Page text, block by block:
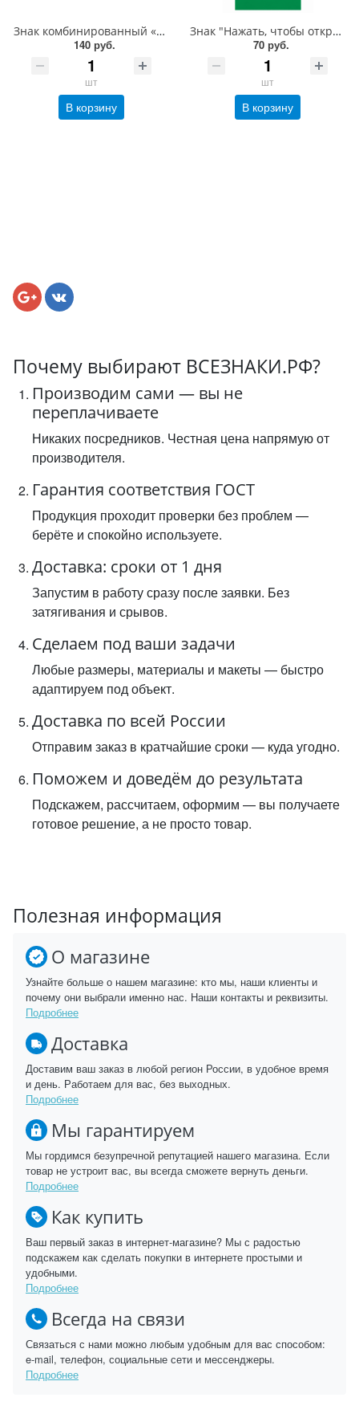
Знак комбинированный «Нажать, чтобы открыть» со знаком E01-02 горизонтальный, 150х300 мм, фотолюм, пленка
140 руб.
шт
В корзину
Знак "Нажать, чтобы открыть" под ручку двери со стрелкой вправо, 200х100 мм, фотолюм, пленка
70 руб.
шт
В корзину
Почему выбирают ВСЕЗНАКИ.РФ?
Производим сами — вы не
переплачиваете
Никаких посредников. Честная цена напрямую от
производителя.
Гарантия соответствия ГОСТ
Продукция проходит проверки без проблем —
берёте и спокойно используете.
Доставка: сроки от 1 дня
Запустим в работу сразу после заявки. Без
затягивания и срывов.
Сделаем под ваши задачи
Любые размеры, материалы и макеты — быстро
адаптируем под объект.
Доставка по всей России
Отправим заказ в кратчайшие сроки — куда угодно.
Поможем и доведём до результата
Подскажем, рассчитаем, оформим — вы получаете
готовое решение, а не просто товар.
Полезная информация
О магазине
Узнайте больше о нашем магазине: кто мы, наши клиенты и
почему они выбрали именно нас. Наши контакты и реквизиты.
Подробнее
Доставка
Доставим ваш заказ в любой регион России, в удобное время
и день. Работаем для вас, без выходных.
Подробнее
Мы гарантируем
Мы гордимся безупречной репутацией нашего магазина. Если
товар не устроит вас, вы всегда сможете вернуть деньги.
Подробнее
Как купить
Ваш первый заказ в интернет-магазине? Мы с радостью
подскажем как сделать покупки в интернете простыми и
удобными.
Подробнее
Всегда на связи
Связаться с нами можно любым удобным для вас способом:
e-mail, телефон, социальные сети и мессенджеры.
Подробнее